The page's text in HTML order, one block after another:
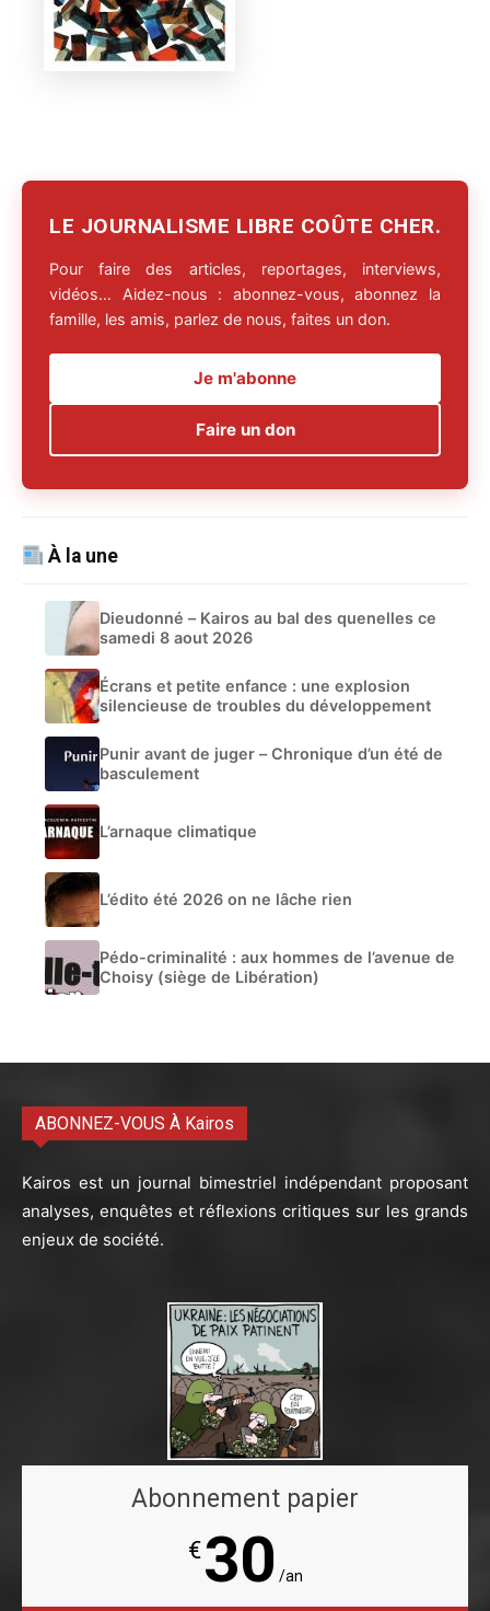
LE JOURNALISME LIBRE COÛTE CHER.
Pour faire des articles, reportages, interviews,
vidéos… Aidez-nous : abonnez-vous, abonnez la
famille, les amis, parlez de nous, faites un don.
Je m'abonne
Faire un don
À la une
Dieudonné – Kairos au bal des quenelles ce
samedi 8 aout 2026
Écrans et petite enfance : une explosion
silencieuse de troubles du développement
Punir avant de juger – Chronique d’un été de
basculement
L’arnaque climatique
L’édito été 2026 on ne lâche rien
Pédo-criminalité : aux hommes de l’avenue de
Choisy (siège de Libération)
ABONNEZ-VOUS À Kairos
Kairos est un journal bimestriel indépendant proposant
analyses, enquêtes et réflexions critiques sur les grands
enjeux de société.
Abonnement papier
€30 /an